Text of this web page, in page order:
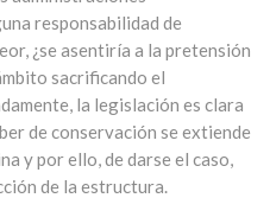
responsabilidad de
¿se asentiría a la pretensión
sacrificando el
la legislación es clara
de conservación se extiende
y por ello, de darse el caso,
de la estructura.